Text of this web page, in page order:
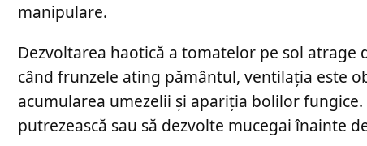
manipulare.
Dezvoltarea haotică a tomatelor pe sol
când frunzele ating pământul, ventilația este
acumularea umezelii și apariția bolilor
putrezească sau să dezvolte mucegai înainte